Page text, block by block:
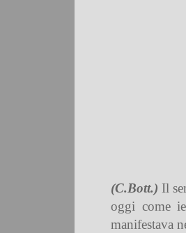
(C.Bott.) Il
oggi come
manifestava